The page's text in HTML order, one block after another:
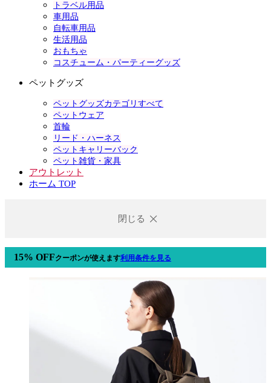
トラベル用品
車用品
自転車用品
生活用品
おもちゃ
コスチューム・パーティーグッズ
ペットグッズ
ペットグッズカテゴリすべて
ペットウェア
首輪
リード・ハーネス
ペットキャリーバック
ペット雑貨・家具
アウトレット
ホーム TOP
閉じる
15% OFFクーポンが使えます利用条件を見る